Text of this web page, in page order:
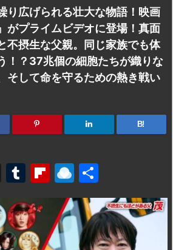
り広げられる壮大な物語！映画
がプライムビデオに登場！真面
不摂生な父親。同じ家族でも体
！？37兆個の細胞たちが織りな
そして命を守るための熱き戦い
B!
T
e
a
T
m
bl
Fl
ip
b
o
R
ai
n
dr
有